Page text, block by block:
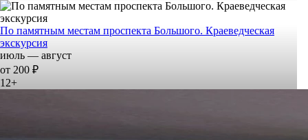
По памятным местам проспекта Большого. Краеведческая
экскурсия
июль — август
от 200 ₽
12+